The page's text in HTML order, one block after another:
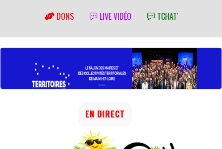
DONS LIVE VIDÉO TCHAT'
EN DIRECT